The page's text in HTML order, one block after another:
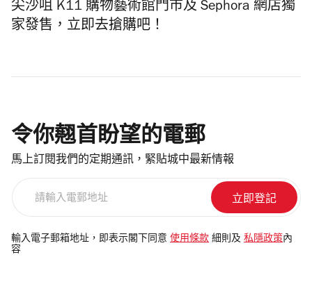
尖沙咀 K11 購物藝術館門市及 Sephora 網店獨
家發售，立即去搶購吧！
令你翹首盼望的電郵
馬上訂閱我們的定期通訊，緊貼城中最新情報
電
郵
輸入電子郵箱地址，即表示閣下同意 使用條款 細則及 私隱政策 內
容